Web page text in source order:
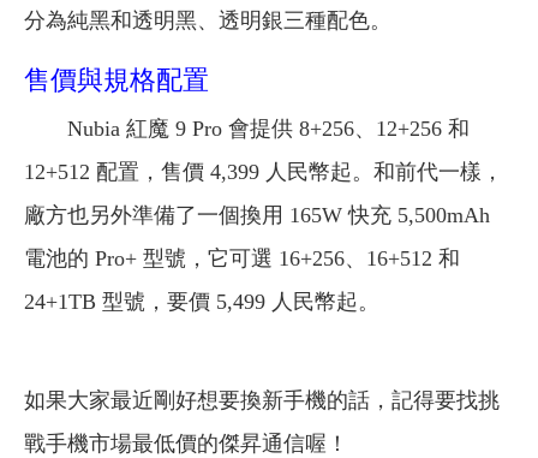
分為純黑和透明黑、透明銀三種配色。
售價與規格配置
Nubia 紅魔 9 Pro 會提供 8+256、12+256 和
12+512 配置，售價 4,399 人民幣起。和前代一樣，
廠方也另外準備了一個換用 165W 快充 5,500mAh
電池的 Pro+ 型號，它可選 16+256、16+512 和
24+1TB 型號，要價 5,499 人民幣起。
如果大家最近剛好想要換新手機的話，記得要找挑
戰手機市場最低價的傑昇通信喔！